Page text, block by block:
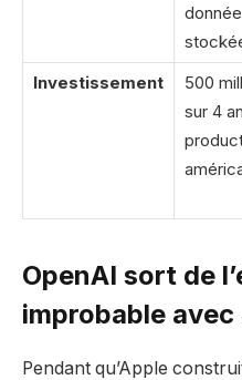
Investissement
500
sur 4
OpenAI sort de
improbable
Pendant qu’Apple